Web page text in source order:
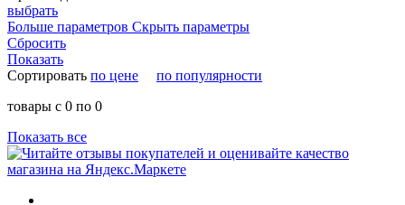
выбрать
Больше параметров Скрыть параметры
Сбросить
Показать
Сортировать по цене
по популярности
товары с 0 по 0
Показать все